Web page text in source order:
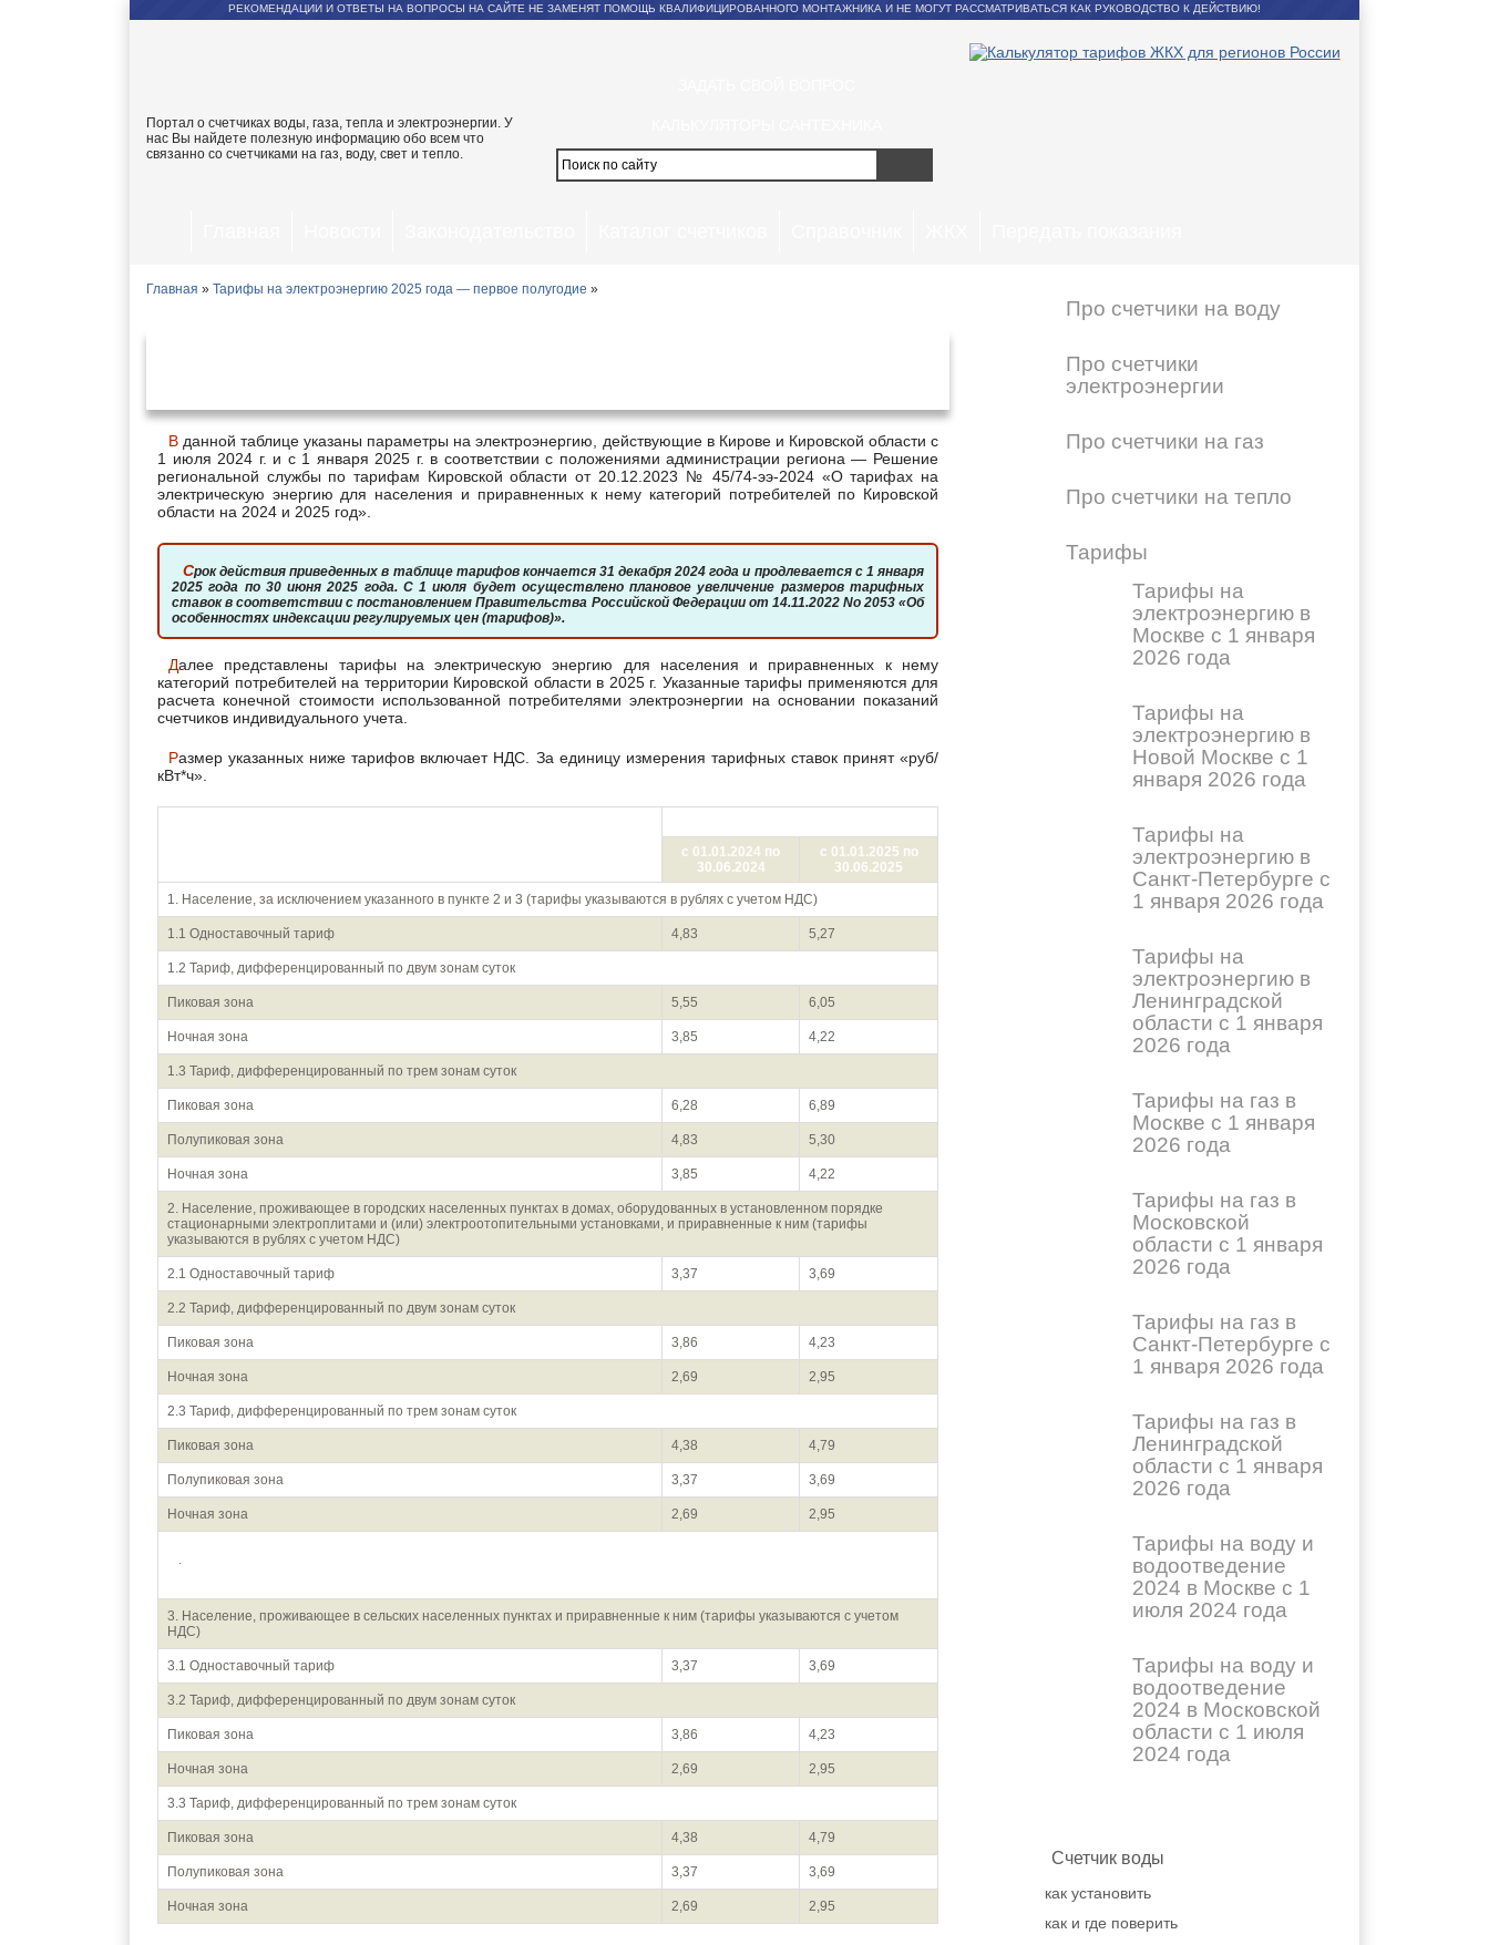
РЕКОМЕНДАЦИИ И ОТВЕТЫ НА ВОПРОСЫ НА САЙТЕ НЕ ЗАМЕНЯТ ПОМОЩЬ КВАЛИФИЦИРОВАННОГО МОНТАЖНИКА И НЕ МОГУТ РАССМАТРИВАТЬСЯ КАК РУКОВОДСТВО К ДЕЙСТВИЮ!
Портал о счетчиках воды, газа, тепла и электроэнергии. У
нас Вы найдете полезную информацию обо всем что
связанно со счетчиками на газ, воду, свет и тепло.
Главная » Тарифы на электроэнергию 2025 года — первое полугодие »
В данной таблице указаны параметры на электроэнергию, действующие в Кирове и Кировской области с
1 июля 2024 г. и с 1 января 2025 г. в соответствии с положениями администрации региона — Решение
региональной службы по тарифам Кировской области от 20.12.2023 № 45/74-ээ-2024 «О тарифах на
электрическую энергию для населения и приравненных к нему категорий потребителей по Кировской
области на 2024 и 2025 год».
Срок действия приведенных в таблице тарифов кончается 31 декабря 2024 года и продлевается с 1 января
2025 года по 30 июня 2025 года. С 1 июля будет осуществлено плановое увеличение размеров тарифных
ставок в соответствии с постановлением Правительства Российской Федерации от 14.11.2022 No 2053 «Об
особенностях индексации регулируемых цен (тарифов)».
Далее представлены тарифы на электрическую энергию для населения и приравненных к нему
категорий потребителей на территории Кировской области в 2025 г. Указанные тарифы применяются для
расчета конечной стоимости использованной потребителями электроэнергии на основании показаний
счетчиков индивидуального учета.
Размер указанных ниже тарифов включает НДС. За единицу измерения тарифных ставок принят «руб/
кВт*ч».
с 01.01.2024 по
30.06.2024
с 01.01.2025 по
30.06.2025
1. Население, за исключением указанного в пункте 2 и 3 (тарифы указываются в рублях с учетом НДС)
1.1 Одноставочный тариф 4,83 5,27
1.2 Тариф, дифференцированный по двум зонам суток
Пиковая зона 5,55 6,05
Ночная зона 3,85 4,22
1.3 Тариф, дифференцированный по трем зонам суток
Пиковая зона 6,28 6,89
Полупиковая зона 4,83 5,30
Ночная зона 3,85 4,22
2. Население, проживающее в городских населенных пунктах в домах, оборудованных в установленном порядке
стационарными электроплитами и (или) электроотопительными установками, и приравненные к ним (тарифы
указываются в рублях с учетом НДС)
2.1 Одноставочный тариф 3,37 3,69
2.2 Тариф, дифференцированный по двум зонам суток
Пиковая зона 3,86 4,23
Ночная зона 2,69 2,95
2.3 Тариф, дифференцированный по трем зонам суток
Пиковая зона 4,38 4,79
Полупиковая зона 3,37 3,69
Ночная зона 2,69 2,95
.
3. Население, проживающее в сельских населенных пунктах и приравненные к ним (тарифы указываются с учетом
НДС)
3.1 Одноставочный тариф 3,37 3,69
3.2 Тариф, дифференцированный по двум зонам суток
Пиковая зона 3,86 4,23
Ночная зона 2,69 2,95
3.3 Тариф, дифференцированный по трем зонам суток
Пиковая зона 4,38 4,79
Полупиковая зона 3,37 3,69
Ночная зона 2,69 2,95
Про счетчики на воду
Про счетчики
электроэнергии
Про счетчики на газ
Про счетчики на тепло
Тарифы
Тарифы на
электроэнергию в
Москве с 1 января
2026 года
Тарифы на
электроэнергию в
Новой Москве с 1
января 2026 года
Тарифы на
электроэнергию в
Санкт-Петербурге с
1 января 2026 года
Тарифы на
электроэнергию в
Ленинградской
области с 1 января
2026 года
Тарифы на газ в
Москве с 1 января
2026 года
Тарифы на газ в
Московской
области с 1 января
2026 года
Тарифы на газ в
Санкт-Петербурге с
1 января 2026 года
Тарифы на газ в
Ленинградской
области с 1 января
2026 года
Тарифы на воду и
водоотведение
2024 в Москве с 1
июля 2024 года
Тарифы на воду и
водоотведение
2024 в Московской
области с 1 июля
2024 года
Счетчик воды
как установить
как и где поверить